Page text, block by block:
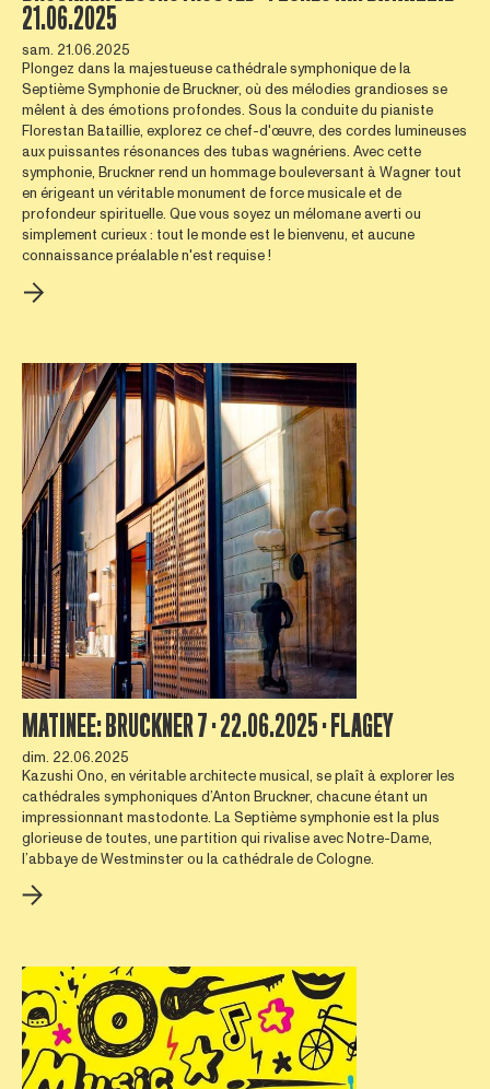
21.06.2025
sam. 21.06.2025
Plongez dans la majestueuse cathédrale symphonique de la
Septième Symphonie de Bruckner, où des mélodies grandioses se
mêlent à des émotions profondes. Sous la conduite du pianiste
Florestan Bataillie, explorez ce chef-d'œuvre, des cordes lumineuses
aux puissantes résonances des tubas wagnériens. Avec cette
symphonie, Bruckner rend un hommage bouleversant à Wagner tout
en érigeant un véritable monument de force musicale et de
profondeur spirituelle. Que vous soyez un mélomane averti ou
simplement curieux : tout le monde est le bienvenu, et aucune
connaissance préalable n'est requise !
MATINEE: BRUCKNER 7 · 22.06.2025 · FLAGEY
dim. 22.06.2025
Kazushi Ono, en véritable architecte musical, se plaît à explorer les
cathédrales symphoniques d’Anton Bruckner, chacune étant un
impressionnant mastodonte. La Septième symphonie est la plus
glorieuse de toutes, une partition qui rivalise avec Notre-Dame,
l’abbaye de Westminster ou la cathédrale de Cologne.